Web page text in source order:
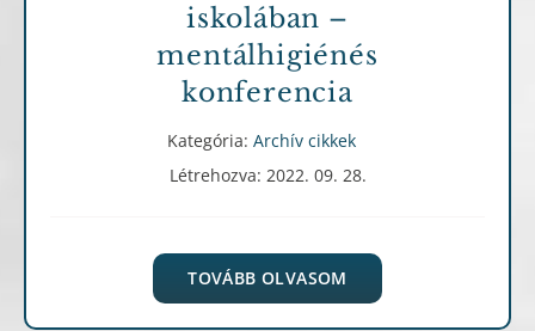
iskolában –
mentálhigiénés
konferencia
Kategória: Archív cikkek
Létrehozva: 2022. 09. 28.
TOVÁBB OLVASOM